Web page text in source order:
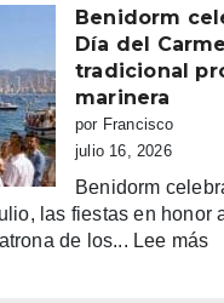
la
euforia
y
la
alarma:
comercios
guerra
de
sombrillas
Benidorm
Día del
tradicional
marinera
por Francisco
julio 16, 2026
Benidorm
las fiestas en honor
de los... Lee más: